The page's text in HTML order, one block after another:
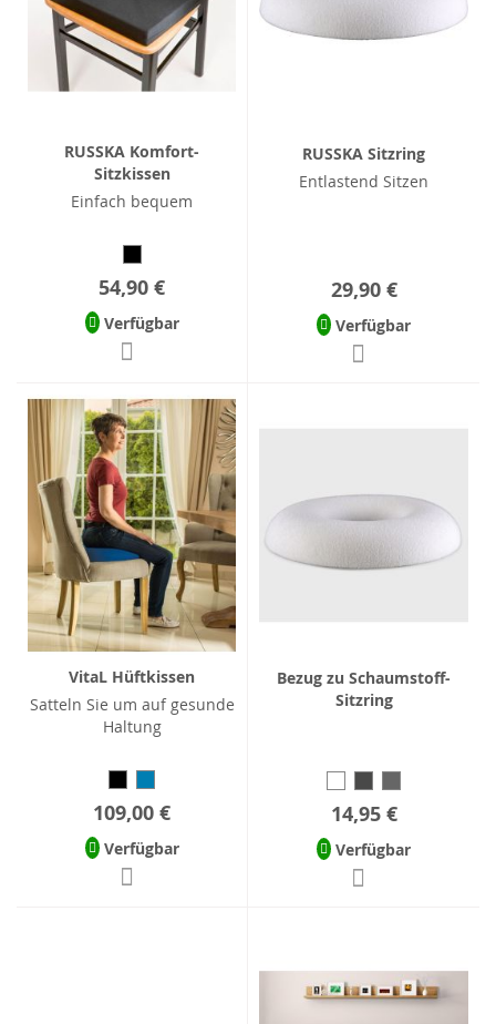
RUSSKA Komfort-
Sitzkissen
Einfach bequem
54,90 €
Verfügbar
RUSSKA Sitzring
Entlastend Sitzen
29,90 €
Verfügbar
VitaL Hüftkissen
Satteln Sie um auf gesunde
Haltung
109,00 €
Verfügbar
Bezug zu Schaumstoff-
Sitzring
14,95 €
Verfügbar